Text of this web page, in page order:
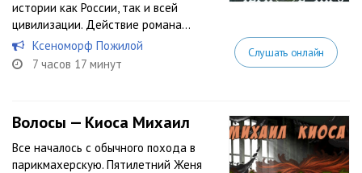
истории как России, так и всей
цивилизации. Действие романа...
Ксеноморф Пожилой
7 часов 17 минут
Слушать онлайн
Волосы — Киоса Михаил
Все началось с обычного похода в
парикмахерскую. Пятилетний Женя